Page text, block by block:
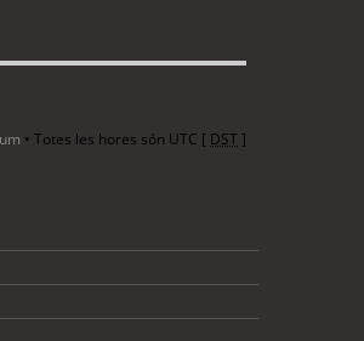
• Totes les hores són UTC [ DST]